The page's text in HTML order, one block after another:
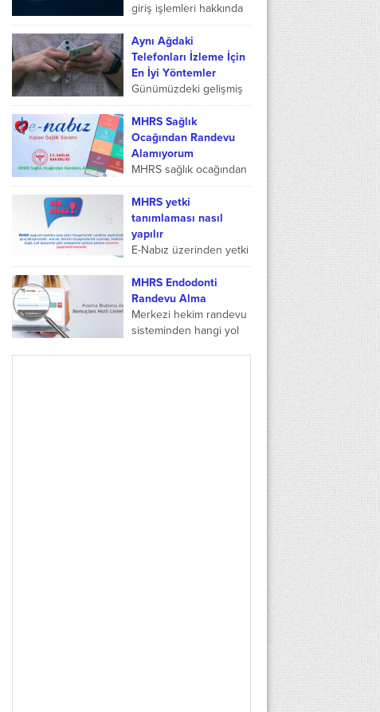
Aile hekimleri...
giriş işlemleri hakkında
bilgi almak
isteyebilirsiniz. MHRS
sistemi sağlık alanında
vatandaşlara büyük
kolaylık sağlıyor. Bir de...
Aynı Ağdaki
Telefonları İzleme İçin
En İyi Yöntemler
Günümüzdeki gelişmiş
teknoloji, farklı cihazlara
uzaktan erişim
sağlayarak bu cihazları
takip etmenize olanak
sunar. Ağ tabanlı takip
teknolojileri sayesinde
sizinle...
MHRS Sağlık
Ocağından Randevu
Alamıyorum
MHRS sağlık ocağından
randevu alamıyorum
diye araştırma
yapıyorsunuz. Bazen
sistemsel arızalar
nedeni ile sağlık ocağı
randevularında da
alınamama gibi
problemler...
MHRS yetki
tanımlaması nasıl
yapılır
E-Nabız üzerinden yetki
tanımlaması yapılabiliyor.
Bunun için çocuklarım
bölümünde yer alan
kısma giriş yapmak ve
çocukların isimlerinin
MHRS Endodonti
Randevu Alma
Merkezi hekim randevu
sisteminden hangi yol